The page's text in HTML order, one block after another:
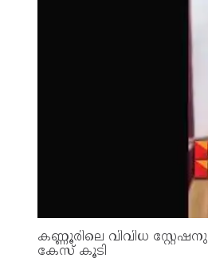
കണ്ണൂരിലെ വിവിധ
കേസ് കൂടി